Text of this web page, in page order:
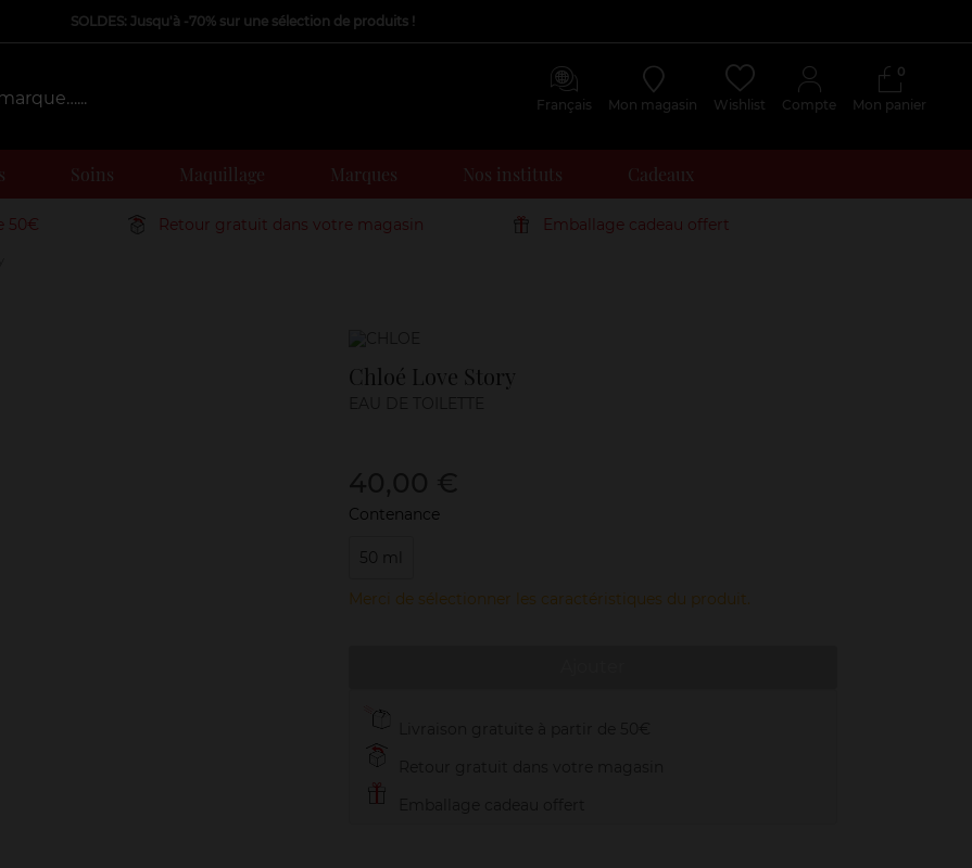
SOLDES: Jusqu'à -70% sur une sélection de produits !
Français Mon magasin Wishlist Compte Mon panier
0
Soins Maquillage Marques Nos instituts Cadeaux
50€ Retour gratuit dans votre magasin Emballage cadeau offert
Marque
Chloé Love Story
Contenance
50 ml
Merci de sélectionner les caractéristiques du produit.